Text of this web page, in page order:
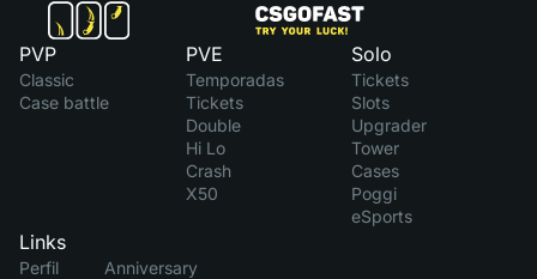
PVP
Classic
Case battle
PVE
Temporadas
Tickets
Double
Hi Lo
Crash
X50
Solo
Tickets
Slots
Upgrader
Tower
Cases
Poggi
eSports
Links
Perfil
Anniversary